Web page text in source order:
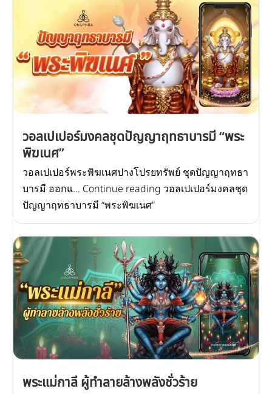
วอลเปเปอร์มงคลชุดปัญญาฤทธาบารมี “พระ
พิฆเนศ”
วอลเปเปอร์พระพิฆเนศปางโปรยทรัพย์ ชุดปัญญาฤทธา
บารมี ออกแ… Continue reading วอลเปเปอร์มงคลชุด
ปัญญาฤทธาบารมี “พระพิฆเนศ”
พระแม่กาลี ผู้ทำลายล้างพลังชั่วร้าย